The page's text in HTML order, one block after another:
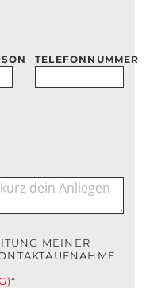
TELEFONNUMMER
MEINER
*